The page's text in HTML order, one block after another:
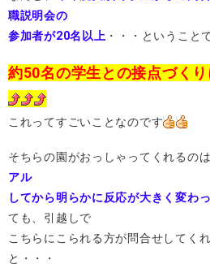
職説明会の
参加者が20名以上 ・・・ということで
約50名の学生との接点づく
これってすごいことなのです
そちらの園がおっしゃってくれるのは
アル
してから明らかに反応が大きく変わ
ても、引越しで
こちらにこられる方が問合せしてく
と・・・